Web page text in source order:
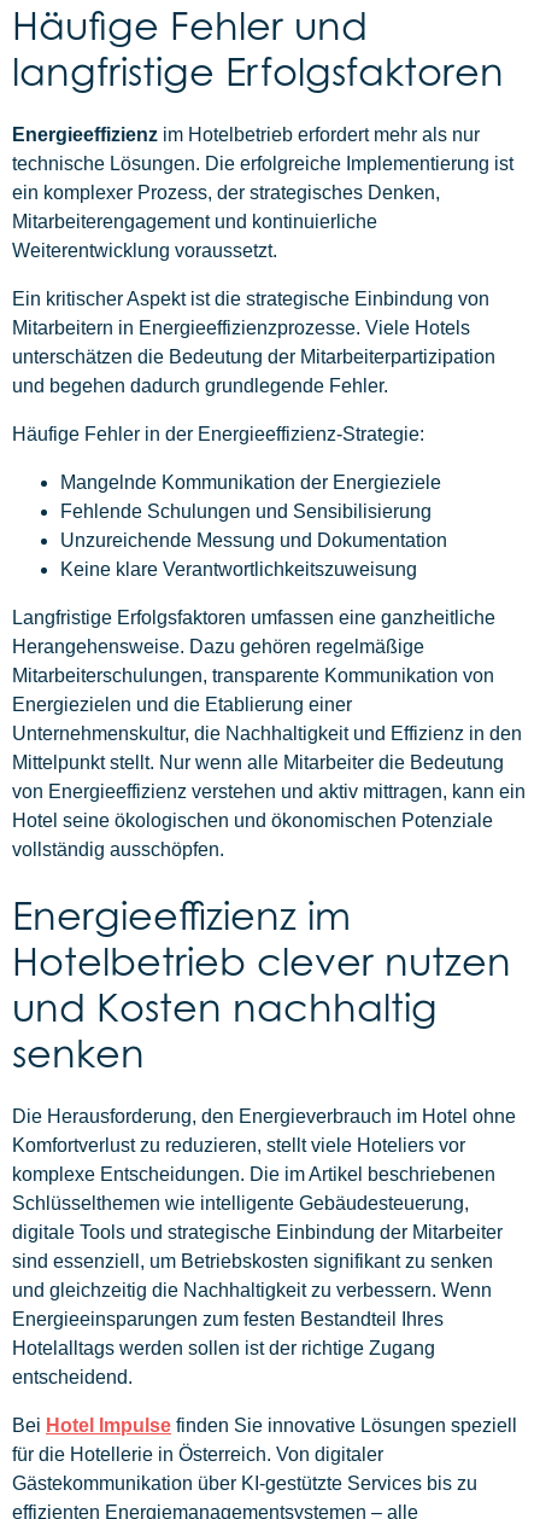
Häufige Fehler und
langfristige Erfolgsfaktoren
Energieeffizienz im Hotelbetrieb erfordert mehr als nur
technische Lösungen. Die erfolgreiche Implementierung ist
ein komplexer Prozess, der strategisches Denken,
Mitarbeiterengagement und kontinuierliche
Weiterentwicklung voraussetzt.
Ein kritischer Aspekt ist die strategische Einbindung von
Mitarbeitern in Energieeffizienzprozesse. Viele Hotels
unterschätzen die Bedeutung der Mitarbeiterpartizipation
und begehen dadurch grundlegende Fehler.
Häufige Fehler in der Energieeffizienz-Strategie:
Mangelnde Kommunikation der Energieziele
Fehlende Schulungen und Sensibilisierung
Unzureichende Messung und Dokumentation
Keine klare Verantwortlichkeitszuweisung
Langfristige Erfolgsfaktoren umfassen eine ganzheitliche
Herangehensweise. Dazu gehören regelmäßige
Mitarbeiterschulungen, transparente Kommunikation von
Energiezielen und die Etablierung einer
Unternehmenskultur, die Nachhaltigkeit und Effizienz in den
Mittelpunkt stellt. Nur wenn alle Mitarbeiter die Bedeutung
von Energieeffizienz verstehen und aktiv mittragen, kann ein
Hotel seine ökologischen und ökonomischen Potenziale
vollständig ausschöpfen.
Energieeffizienz im
Hotelbetrieb clever nutzen
und Kosten nachhaltig
senken
Die Herausforderung, den Energieverbrauch im Hotel ohne
Komfortverlust zu reduzieren, stellt viele Hoteliers vor
komplexe Entscheidungen. Die im Artikel beschriebenen
Schlüsselthemen wie intelligente Gebäudesteuerung,
digitale Tools und strategische Einbindung der Mitarbeiter
sind essenziell, um Betriebskosten signifikant zu senken
und gleichzeitig die Nachhaltigkeit zu verbessern. Wenn
Energieeinsparungen zum festen Bestandteil Ihres
Hotelalltags werden sollen ist der richtige Zugang
entscheidend.
Bei Hotel Impulse finden Sie innovative Lösungen speziell
für die Hotellerie in Österreich. Von digitaler
Gästekommunikation über KI-gestützte Services bis zu
effizienten Energiemanagementsystemen – alle